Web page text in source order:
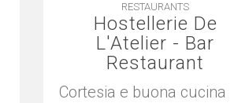
RESTAURANTS
Hostellerie De
L'Atelier - Bar
Restaurant
Cortesia e buona cucina